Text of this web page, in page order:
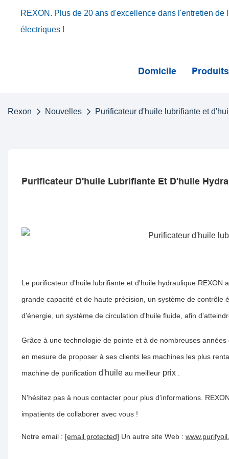
REXON. Plus de 20 ans d'excellence dans l'entretien
électriques !
Domicile Produits
Rexon Nouvelles Purificateur d'huile lubrifiante et
Purificateur D'huile Lubrifiante Et D'huile
Le purificateur d'huile lubrifiante et d'huile hydraulique
grande capacité et de haute précision, un système de
d'énergie, un système de circulation d'huile fluide, afin
Grâce à une technologie de pointe et à de nombreuses
en mesure de proposer à ses clients les machines les plus
machine de purification d'huile au meilleurprix
N'hésitez pas à nous contacter pour plus d'informations.
impatients de collaborer avec vous !
Notre email : [email protected] Un autre site Web :